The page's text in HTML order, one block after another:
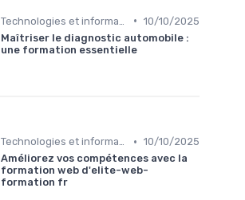
• 10/10/2025
Maîtriser le diagnostic automobile :
une formation essentielle
Technologies et informatique • 10/10/2025
Améliorez vos compétences avec la
formation web d'elite-web-
formation fr